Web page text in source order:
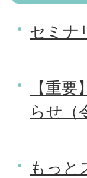
セミナ
【重
らせ（
もっと